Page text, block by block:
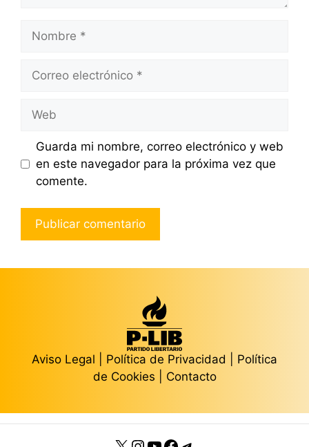
Nombre
Correo
Web
Guarda mi nombre, correo electrónico y web
en este navegador para la próxima vez que
comente.
Aviso Legal Política de Privacidad
Política
de Cookies
Contacto